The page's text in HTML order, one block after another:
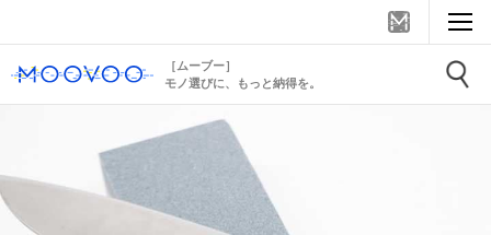
［ムーブー］
モノ選びに、もっと納得を。